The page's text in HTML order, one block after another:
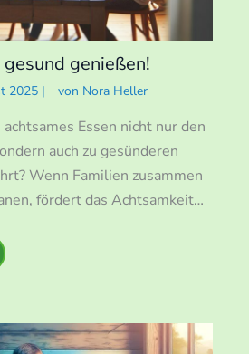
genießen!
2025 | von Nora Heller
Essen nicht nur den
auch zu gesünderen
Wenn Familien zusammen
fördert das Achtsamkeit…